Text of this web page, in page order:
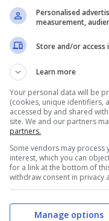
quale.
soluzione
sveglia dal
d’augurio ad
ed urge
per i titolari
di offrire
Personalised
measurement,
Store and/or
Learn more
Your personal data will be
(cookies, unique identifiers,
accessed by and shared
site. We and our partners
partners.
Some vendors may
interest, which you can
for a link at the bottom of
withdraw consent in privacy
Manage options